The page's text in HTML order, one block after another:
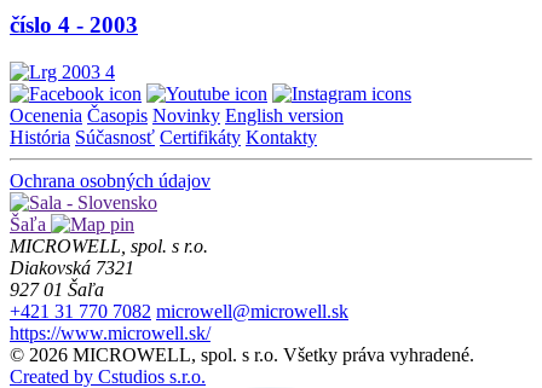
číslo 4 - 2003
Ocenenia Časopis Novinky English version
História Súčasnosť Certifikáty Kontakty
Ochrana osobných údajov
Šaľa
MICROWELL, spol. s r.o.
Diakovská 7321
927 01 Šaľa
+421 31 770 7082 microwell@microwell.sk
https://www.microwell.sk/
© 2026 MICROWELL, spol. s r.o. Všetky práva vyhradené.
Created by Cstudios s.r.o.